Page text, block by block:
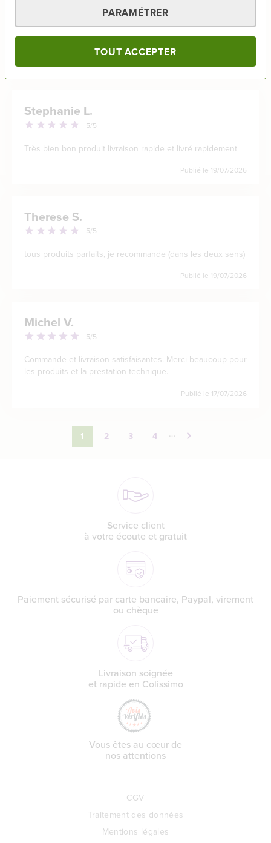
PARAMÉTRER
TOUT ACCEPTER
Stephanie L.
5/5
Très bien bon produit livraison rapide et livré rapidement
Publié le 19/07/2026
Therese S.
5/5
tous produits parfaits, je recommande (dans les deux sens)
Publié le 19/07/2026
Michel V.
5/5
Commande et livraison satisfaisantes. Merci beaucoup pour
les produits et la prestation technique.
Publié le 17/07/2026
Page
1 Page
2 Page
3 Page
4 …
Service client
à votre écoute et gratuit
Paiement sécurisé par carte bancaire, Paypal, virement
ou chèque
Livraison soignée
et rapide en Colissimo
Vous êtes au cœur de
nos attentions
CGV
Traitement des données
Mentions légales